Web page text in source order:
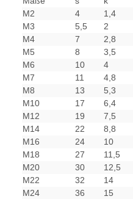
M2 4 1,4
M3
5,5 2
M4
7 2,8
M5
8 3,5
M6
10 4
M7
11 4,8
M8
13 5,3
M10
17 6,4
M12
19 7,5
M14
22 8,8
M16
24 10
M18
27 11,5
M20
30 12,5
M22
32 14
M24
36 15